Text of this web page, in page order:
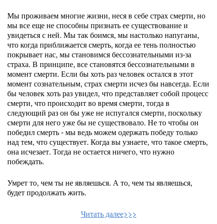
Мы проживаем многие жизни, неся в себе страх смерти, но
мы все еще не способны признать ее существование и
увидеться с ней. Мы так боимся, мы настолько напуганы,
что когда приближается смерть, когда ее тень полностью
покрывает нас, мы становимся бессознательными из-за
страха. В принципе, все становятся бессознательными в
момент смерти. Если бы хоть раз человек остался в этот
момент сознательным, страх смерти исчез бы навсегда. Если
бы человек хоть раз увидел, что представляет собой процесс
смерти, что происходит во время смерти, тогда в
следующий раз он бы уже не испугался смерти, поскольку
смерти для него уже бы не существовало. Не то чтобы он
победил смерть - мы ведь можем одержать победу только
над тем, что существует. Когда вы узнаете, что такое смерть,
она исчезает. Тогда не остается ничего, что нужно
побеждать.
Умрет то, чем ты не являешься. А то, чем ты являешься,
будет продолжать жить.
Читать далее>>>